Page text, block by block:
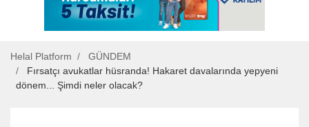
Helal Platform
GÜNDEM
Fırsatçı avukatlar hüsranda! Hakaret davalarında yepyeni
dönem... Şimdi neler olacak?